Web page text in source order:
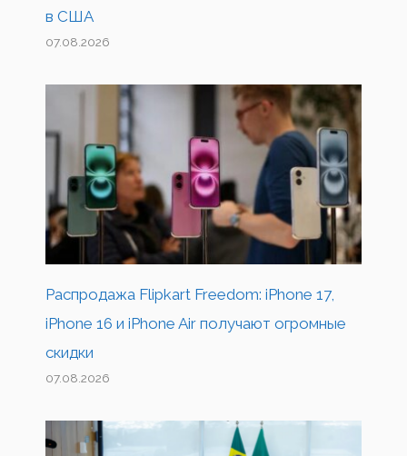
в США
07.08.2026
Распродажа Flipkart Freedom: iPhone 17,
iPhone 16 и iPhone Air получают огромные
скидки
07.08.2026